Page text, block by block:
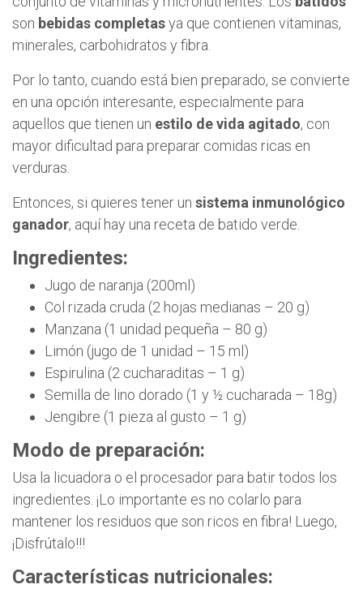
son bebidas completasya que contienen vitaminas,
minerales, carbohidratos y fibra.
Por lo tanto, cuando está bien preparado, se convierte
en una opción interesante, especialmente para
aquellos que tienen un estilo de vida agitado, con
mayor dificultad para preparar comidas ricas en
verduras.
Entonces, si quieres tener un sistema inmunológico
ganador, aquí hay una receta de batido verde.
Ingredientes:
Jugo de naranja (200ml)
Col rizada cruda (2 hojas medianas – 20 g)
Manzana (1 unidad pequeña – 80 g)
Limón (jugo de 1 unidad – 15 ml)
Espirulina (2 cucharaditas – 1 g)
Semilla de lino dorado (1 y ½ cucharada – 18g)
Jengibre (1 pieza al gusto – 1 g)
Modo de preparación:
Usa la licuadora o el procesador para batir todos los
ingredientes. ¡Lo importante es no colarlo para
mantener los residuos que son ricos en fibra! Luego,
¡Disfrútalo!!!
Características nutricionales: